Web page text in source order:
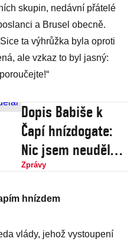
skupin, nedávní přátelé
a Brusel obecně.
ta výhrůžka byla oproti
ale vzkaz to byl jasný:
Dopis Babiše k
Čapí hnízdogate:
Nic jsem neudělal
a ta částka taky
Zprávy
hnízdem
vlády, jehož vystoupení